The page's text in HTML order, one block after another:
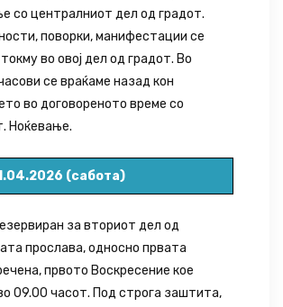
со централниот дел од градот.
поворки, манифестации се
во овој дел од градот. Во
се враќаме назад кон
во договореното време со
Ноќевање.
(сабота)
за вториот дел од
прослава, односно првата
првото Воскресение кое
09.00 часот. Под строга заштита,